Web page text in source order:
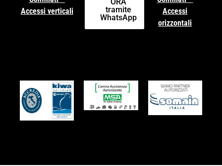
Accessi verticali
tramite
WhatsApp
Accessi
orizzontali